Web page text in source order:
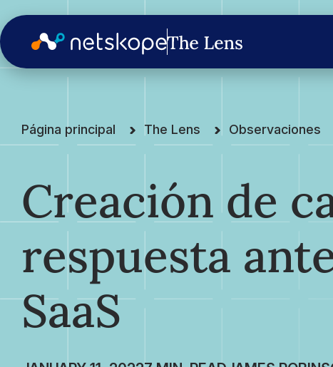
Página principal The Lens Observaciones
Creación de
respuesta
SaaS